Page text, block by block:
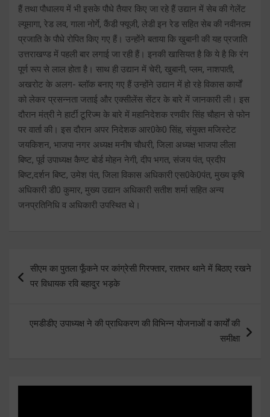
हैं तथा पौधालय में भी इसके पौधे तैयार किए जा रहे हैं उद्यान में सेब की गेलेंट
ल्यूमागा, रेड लव, गाला नोर्गे, कैंडी फ्यूजी, लेडी इन रेड सहित सेब की नवीनतम
प्रजाति के पौधे रोपित किए गए हैं। उन्होंने बताया कि खुबानी की यह प्रजाति
उत्तराखण्ड में पहली बार लगाई जा रही हैं। इनकी खासियत है कि ये है कि रंग
पूर्ण रूप से लाल होता है। साथ ही उद्यान में चेरी, खुबानी, प्लम, नाशपाती,
अखरोट के अलग- ब्लॉक बनाए गए हैं उन्होंने उद्यान में हो रहे विकास कार्यों
को लेकर प्रसन्नता जताई और एक्सीलेंस सेंटर के बारे में जानकारी ली। इस
दौरान मंत्री ने हार्टी टूरिज्म के बारे में महानिदेशक रणवीर सिंह चौहान से फोन
पर वार्ता की। इस दौरान अपर निदेशक आर0के0 सिंह, संयुक्त मजिस्टेट
जयकिशन, भाजपा नगर अध्यक्ष मनीष चौधरी, जिला अध्यक्ष भाजपा लीला
बिष्ट, पूर्व उपाध्यक्ष कैण्ट बोर्ड मोहन नेगी, दीप भगत, संजय पंत, प्रदीप
बिष्ट,दर्शन बिष्ट, उमेश पंत, जिला विकास अधिकारी एस0के0पंत, मुख्य कृषि
अधिकारी डी0 कुमार, मुख्य उद्यान अधिकारी सतीश शर्मा सहित अन्य
जनप्रतिनिधि व अधिकारी उपस्थित थे।
navigation
सीएम का पुतला फूँकने पर कांग्रेसी गिरफ्तार, रातभर थाने में बिठाए रखने
पर विधायक रवि बहादुर भड़के
एमडीडीए उपाध्यक्ष ने की प्राधिकरण की विभिन्न योजनाओं व कार्यों की
समीक्षा